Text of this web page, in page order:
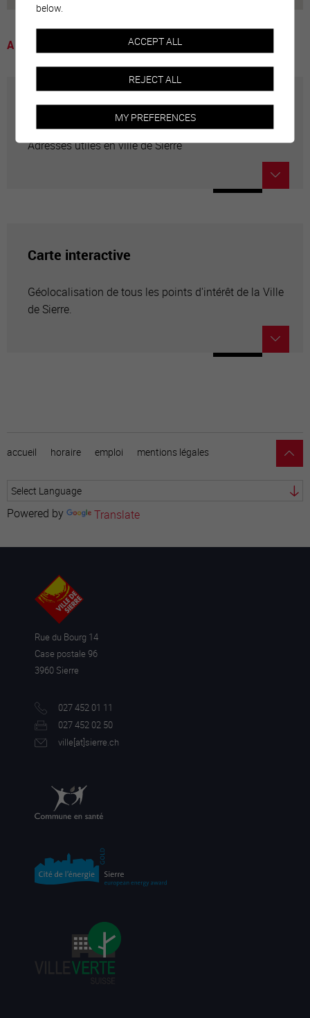
A voir
Annuaire communal
Adresses utiles en ville de Sierre
Carte interactive
Géolocalisation de tous les points d'intérêt de la Ville
de Sierre.
accueil horaire emploi mentions légales
Powered by Translate
Rue du Bourg 14
Case postale 96
3960 Sierre
027 452 01 11
027 452 02 50
ville[at]sierre.ch
below.
ACCEPT ALL
REJECT ALL
MY PREFERENCES